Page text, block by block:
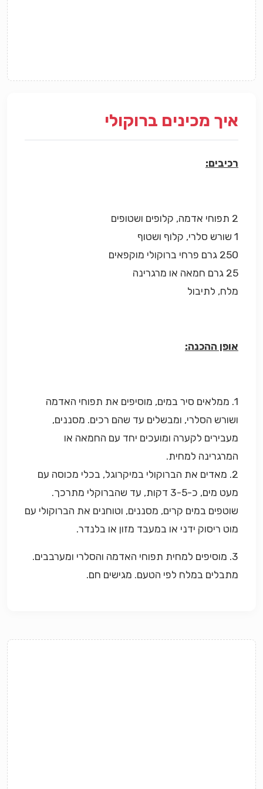
איך מכינים ברוקולי
רכיבים:
2 תפוחי אדמה, קלופים ושטופים
1 שורש סלרי, קלוף ושטוף
250 גרם פרחי ברוקולי מוקפאים
25 גרם חמאה או מרגרינה
מלח, לתיבול
אופן ההכנה:
1. ממלאים סיר במים, מוסיפים את תפוחי האדמה
ושורש הסלרי, ומבשלים עד שהם רכים. מסננים,
מעבירים לקערה ומועכים יחד עם החמאה או
המרגרינה למחית.
2. מאדים את הברוקולי במיקרוגל, בכלי מכוסה עם
מעט מים, כ-3-5 דקות, עד שהברוקלי מתרכך.
שוטפים במים קרים, מסננים, וטוחנים את הברוקולי עם
מוט ריסוק ידני או במעבד מזון או בלנדר.
3. מוסיפים למחית תפוחי האדמה והסלרי ומערבבים.
מתבלים במלח לפי הטעם. מגישים חם.